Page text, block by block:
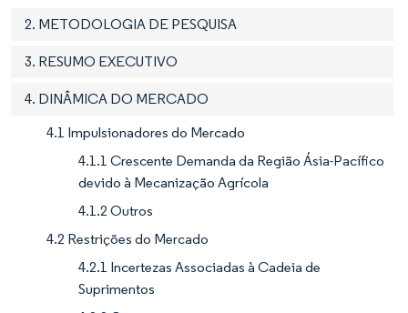
2. METODOLOGIA DE PESQUISA
3. RESUMO EXECUTIVO
4. DINÂMICA DO MERCADO
4.1 Impulsionadores do Mercado
4.1.1 Crescente Demanda da Região Ásia-Pacífico
devido à Mecanização Agrícola
4.1.2 Outros
4.2 Restrições do Mercado
4.2.1 Incertezas Associadas à Cadeia de
Suprimentos